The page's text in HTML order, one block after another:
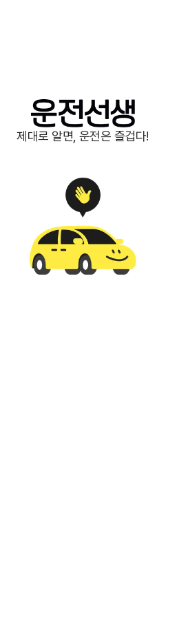
제대로 알면, 운전은 즐겁다!